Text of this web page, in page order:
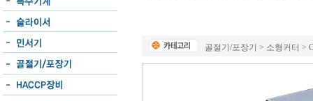
골절기/포장기 > 소형커터 >